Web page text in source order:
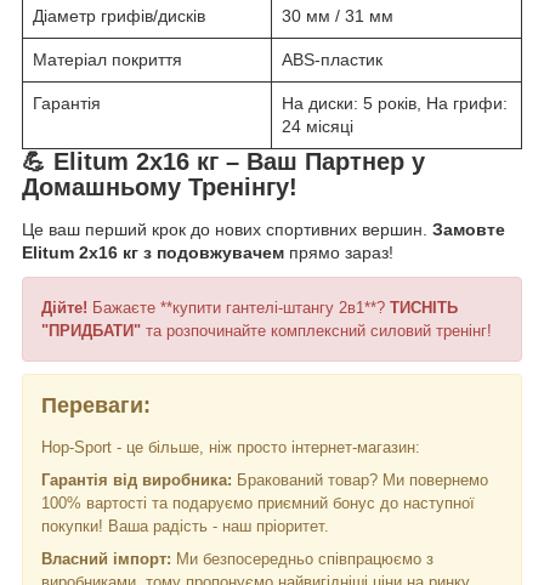
Діаметр грифів/дисків 30 мм / 31 мм
Матеріал покриття ABS-пластик
Гарантія
На диски: 5 років, На грифи:
24 місяці
💪 Elitum 2х16 кг – Ваш Партнер у
Домашньому Тренінгу!
Це ваш перший крок до нових спортивних вершин. Замовте
Elitum 2х16 кг з подовжувачем прямо зараз!
Дійте! Бажаєте **купити гантелі-штангу 2в1**? ТИСНІТЬ
"ПРИДБАТИ" та розпочинайте комплексний силовий тренінг!
Переваги:
Hop-Sport - це більше, ніж просто інтернет-магазин:
Гарантія від виробника: Бракований товар? Ми повернемо
100% вартості та подаруємо приємний бонус до наступної
покупки! Ваша радість - наш пріоритет.
Власний імпорт: Ми безпосередньо співпрацюємо з